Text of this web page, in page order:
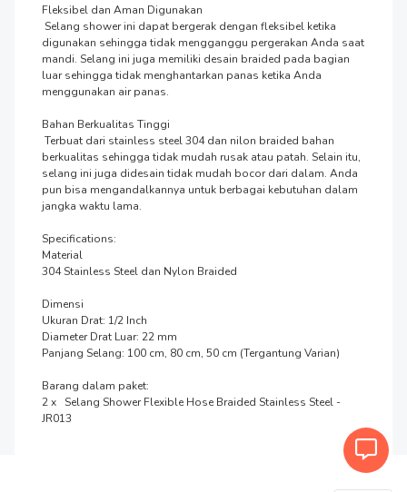
Fleksibel dan Aman Digunakan
digunakan sehingga tidak mengganggu pergerakan Anda saat
mandi. Selang ini juga memiliki desain braided pada bagian
luar sehingga tidak menghantarkan panas ketika Anda
menggunakan air panas.
Bahan Berkualitas Tinggi
berkualitas sehingga tidak mudah rusak atau patah. Selain itu,
selang ini juga didesain tidak mudah bocor dari dalam. Anda
pun bisa mengandalkannya untuk berbagai kebutuhan dalam
jangka waktu lama.
Specifications:
Material
304 Stainless Steel dan Nylon Braided
Dimensi
Ukuran Drat: 1/2 Inch
Diameter Drat Luar: 22 mm
Panjang Selang: 100 cm, 80 cm, 50 cm (Tergantung Varian)
Barang dalam paket:
2 x   Selang Shower Flexible Hose Braided Stainless Steel -
JR013